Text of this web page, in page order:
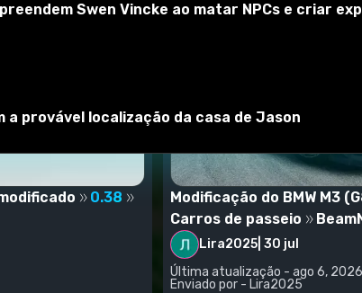
0.38
Modificação do BMW M3
Carros de passeio
Lira2025 30 jul
Última atualização - ago 6, 2026
Enviado por - Lira2025
Swen Vincke ao matar NPCs e criar
provável localização da casa de Jason